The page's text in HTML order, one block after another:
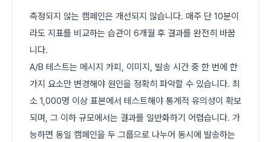
측정되지 않는 캠페인은 개선되지 않습니다. 매주 단 10분이
라도 지표를 비교하는 습관이 6개월 후 결과를 완전히 바꿉
니다.
A/B 테스트는 메시지 카피, 이미지, 발송 시간 중 한 번에 한
가지 요소만 변경해야 원인을 정확히 파악할 수 있습니다. 최
소 1,000명 이상 표본에서 테스트해야 통계적 유의성이 확보
되며, 그 이하 규모에서는 결과를 일반화하기 어렵습니다. 가
능하면 동일 캠페인을 두 그룹으로 나누어 동시에 발송하는